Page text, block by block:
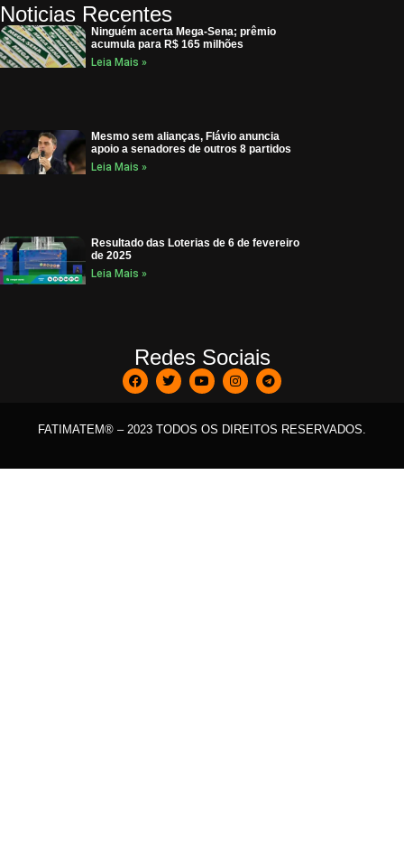
Noticias Recentes
Ninguém acerta Mega-Sena; prêmio
acumula para R$ 165 milhões
Leia Mais »
Mesmo sem alianças, Flávio anuncia
apoio a senadores de outros 8 partidos
Leia Mais »
Resultado das Loterias de 6 de fevereiro
de 2025
Leia Mais »
Redes Sociais
FATIMATEM® – 2023 TODOS OS DIREITOS RESERVADOS.